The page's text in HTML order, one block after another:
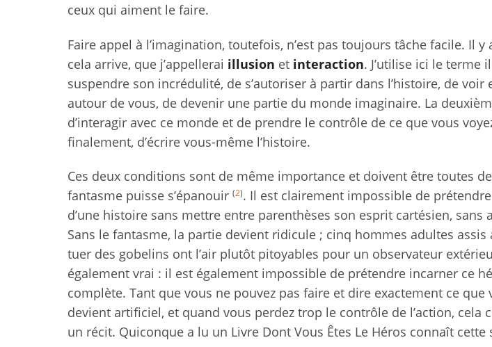
ceux qui aiment le faire.
Faire appel à l’imagination, toutefois, n’est pas toujours tâche facile. Il
cela arrive, que j’appellerai illusion et interaction. J’utilise ici le terme
suspendre son incrédulité, de s’autoriser à partir dans l’histoire, de voir
autour de vous, de devenir une partie du monde imaginaire. La
d’interagir avec ce monde et de prendre le contrôle de ce que vous
finalement, d’écrire vous-même l’histoire.
Ces deux conditions sont de même importance et doivent être toutes
fantasme puisse s’épanouir (2). Il est clairement impossible de
d’une histoire sans mettre entre parenthèses son esprit cartésien,
Sans le fantasme, la partie devient ridicule ; cinq hommes adultes assis
tuer des gobelins ont l’air plutôt pitoyables pour un observateur
également vrai : il est également impossible de prétendre incarner ce
complète. Tant que vous ne pouvez pas faire et dire exactement ce que
devient artificiel, et quand vous perdez trop le contrôle de l’action, cela
un récit. Quiconque a lu un Livre Dont Vous Êtes Le Héros connaît cette